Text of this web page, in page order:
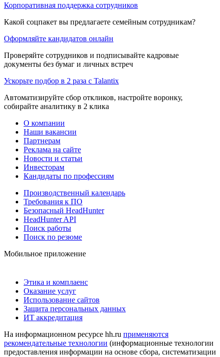
Корпоративная поддержка сотрудников
Какой соцпакет вы предлагаете семейным сотрудникам?
Оформляйте кандидатов онлайн
Проверяйте сотрудников и подписывайте кадровые
документы без бумаг и личных встреч
Ускорьте подбор в 2 раза с Talantix
Автоматизируйте сбор откликов, настройте воронку,
собирайте аналитику в 2 клика
О компании
Наши вакансии
Партнерам
Реклама на сайте
Новости и статьи
Инвесторам
Кандидаты по профессиям
Производственный календарь
Требования к ПО
Безопасный HeadHunter
HeadHunter API
Поиск работы
Поиск по резюме
Мобильное приложение
Этика и комплаенс
Оказание услуг
Использование сайтов
Защита персональных данных
ИТ аккредитация
На информационном ресурсе hh.ru применяются
рекомендательные технологии (информационные технологии
предоставления информации на основе сбора, систематизации